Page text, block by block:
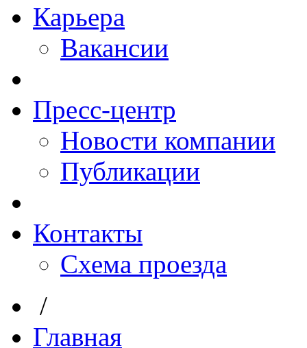
Карьера
Вакансии
Пресс-центр
Новости компании
Публикации
Контакты
Схема проезда
/
Главная